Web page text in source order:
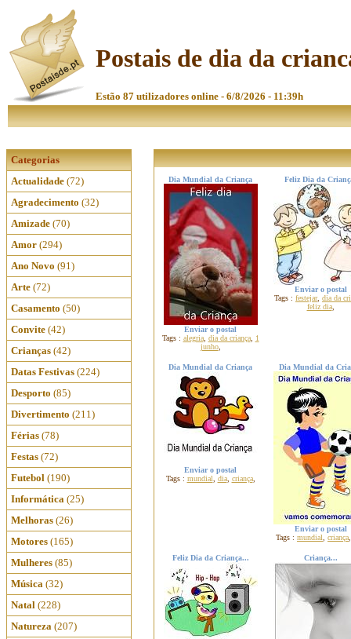
Postais de dia da
Estão 87 utilizadores online - 6/8/2026 - 11:39h
Categorias
Actualidade (72)
Agradecimento (32)
Amizade (70)
Amor (294)
Ano Novo (91)
Arte (72)
Casamento (50)
Convite (42)
Crianças (42)
Datas Festivas (224)
Desporto (85)
Divertimento (211)
Férias (78)
Festas (72)
Futebol (190)
Informática (25)
Melhoras (26)
Motores (165)
Mulheres (85)
Música (32)
Natal (228)
Natureza (207)
Dia Mundial da Criança
Enviar o postal
Tags : alegria, dia da criança,
1
junho,
Feliz Dia da
Enviar o postal
Tags : festejar, dia da
feliz dia,
Dia Mundial da Criança
Enviar o postal
Tags : mundial dia, criança,
Dia Mundial da
Enviar o postal
Tags : mundial criança
Feliz Dia da Criança... Criança...